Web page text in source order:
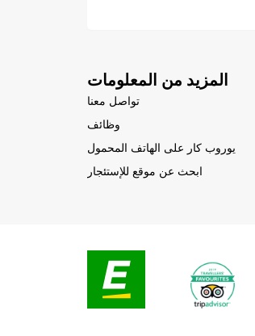
المزيد من المعلومات
تواصل معنا
وظائف
يوروب كار على الهاتف المحمول
ابحث عن موقع للإستئجار